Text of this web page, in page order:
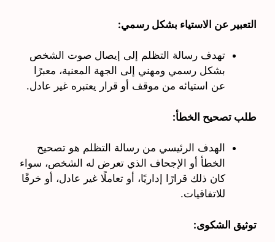
التعبير عن الاستياء بشكل رسمي:
تهدف رسالة التظلم إلى إيصال صوت الشخص
بشكل رسمي ومهني إلى الجهة المعنية، معبرًا
عن استيائه من موقف أو قرار يعتبره غير عادل.
طلب تصحيح الخطأ:
الهدف الرئيسي من رسالة التظلم هو تصحيح
الخطأ أو الإجحاف الذي تعرض له الشخص، سواء
كان ذلك قرارًا إداريًا، أو تعاملًا غير عادل، أو خرقًا
للاتفاقيات.
توثيق الشكوى: